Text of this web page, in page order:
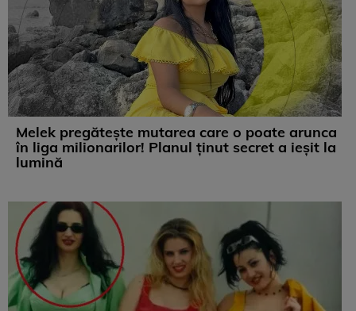
Melek pregătește mutarea care o poate arunca
în liga milionarilor! Planul ținut secret a ieșit la
lumină